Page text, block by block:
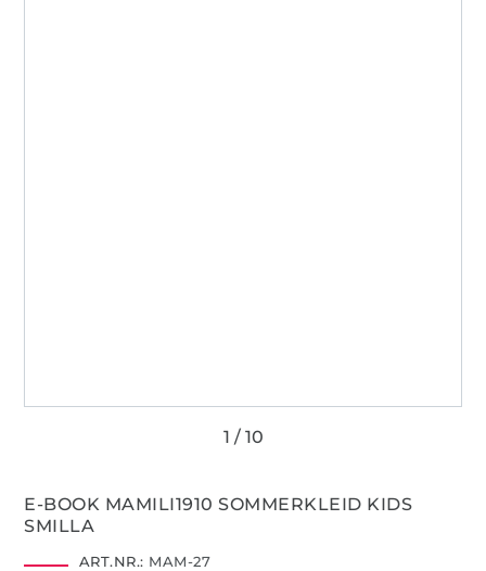
E-BOOK MAMILI1910 SOMMERKLEID KIDS
SMILLA
ART.NR.: MAM-27